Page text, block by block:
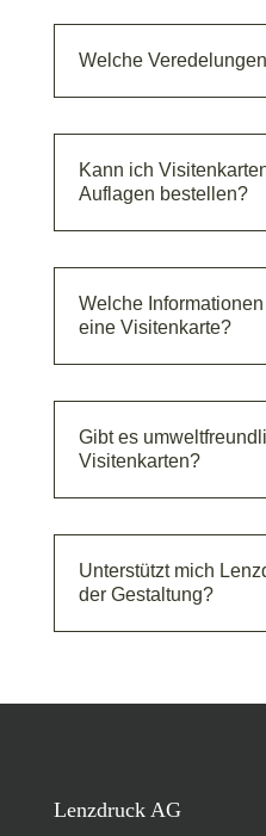
Welche
Kann ich
Auflagen bestellen?
Welche
eine Visitenkarte?
Gibt es
Visitenkarten?
Unterstützt mich
der Gestaltung?
Lenzdruck AG